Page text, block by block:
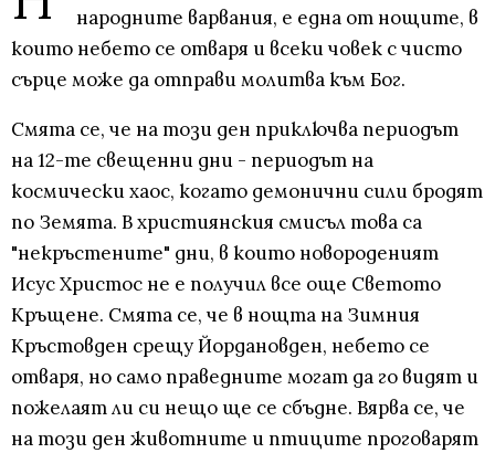
народните варвания, е една от нощите, в
които небето се отваря и всеки човек с чисто
сърце може да отправи молитва към Бог.
Смята се, че на този ден приключва периодът
на 12-те свещенни дни - периодът на
космически хаос, когато демонични сили бродят
по Земята. В християнския смисъл това са
"некръстените" дни, в които новороденият
Исус Христос не е получил все още Светото
Кръщене. Смята се, че в нощта на Зимния
Кръстовден срещу Йордановден, небето се
отваря, но само праведните могат да го видят и
пожелаят ли си нещо ще се сбъдне. Вярва се, че
на този ден животните и птиците проговарят